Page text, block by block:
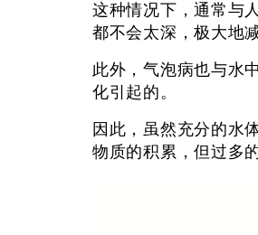
这种情况下，通常与
都不会太深，极大地
此外，气泡病也与水
化引起的。
因此，虽然充分的水
物质的积累，但过多